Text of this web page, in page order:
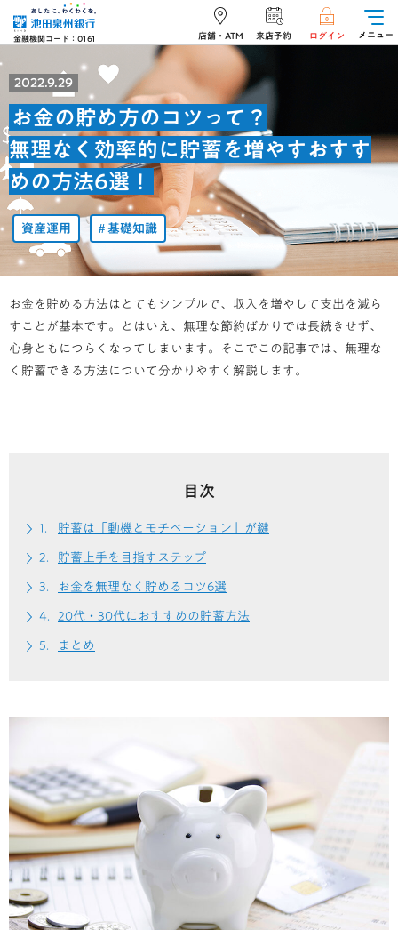
金融機関コード：0161 店舗・ATM 来店予約 ログイン メニュー
2022.9.29
お金の貯め方のコツって？
無理なく効率的に貯蓄を増やすおすす
めの方法6選！
資産運用 基礎知識
お金を貯める方法はとてもシンプルで、収入を増やして支出を減ら
すことが基本です。とはいえ、無理な節約ばかりでは長続きせず、
心身ともにつらくなってしまいます。そこでこの記事では、無理な
く貯蓄できる方法について分かりやすく解説します。
目次
貯蓄は「動機とモチベーション」が鍵
貯蓄上手を目指すステップ
お金を無理なく貯めるコツ6選
20代・30代におすすめの貯蓄方法
まとめ